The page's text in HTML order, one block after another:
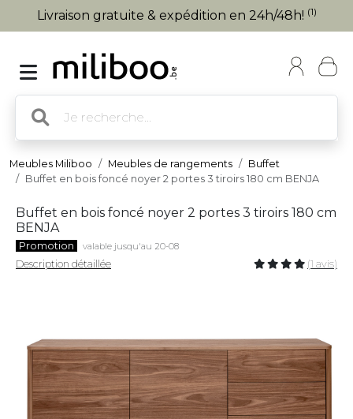
Livraison gratuite & expédition en 24h/48h! (1)
Meubles Miliboo Meubles de rangements
Buffet
Buffet en bois foncé noyer 2 portes 3 tiroirs 180 cm BENJA
Buffet en bois foncé noyer 2 portes 3 tiroirs 180 cm
BENJA
Promotion valable jusqu'au 20-08
Description détaillée (1 avis)